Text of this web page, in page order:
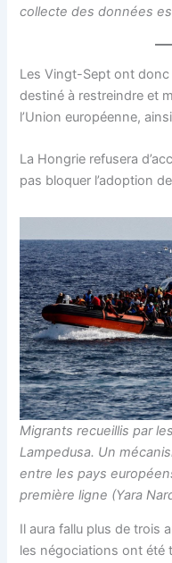
collecte des données
Les Vingt-Sept ont donc
destiné à restreindre et
l’Union européenne,
La Hongrie refusera
pas bloquer l’adoption
Migrants recueillis par
Lampedusa. Un
entre les pays
première ligne (Yara
Il aura fallu plus de trois
les négociations ont été